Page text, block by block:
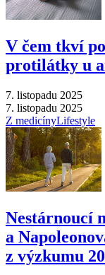
V čem tkví
protilátky u
7. listopadu 2025
7. listopadu 2025
Z medicínyLifestyle
Nestárnoucí
a
z výzkumu